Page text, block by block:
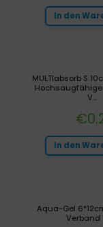
In den
MULTIabsorb S
Hochsaugfähige
V...
€
In den
Aqua-Gel
Verband